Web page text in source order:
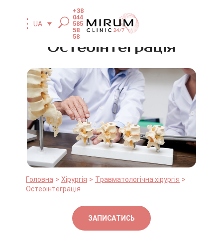
UA
+38
044
585
58
58
Остеоінтеграція
Головна Хірургія
Травматологічна хірургія
Остеоінтеграція
ЗАПИСАТИСЬ